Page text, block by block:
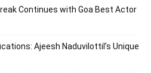
Continues with Goa Best Actor
Ajeesh Naduvilottil’s Unique